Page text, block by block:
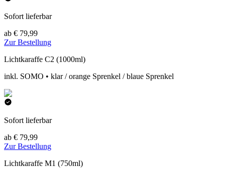
Sofort lieferbar
ab € 79,99
Zur Bestellung
Lichtkaraffe C2 (1000ml)
inkl. SOMO • klar / orange Sprenkel / blaue Sprenkel
Sofort lieferbar
ab € 79,99
Zur Bestellung
Lichtkaraffe M1 (750ml)